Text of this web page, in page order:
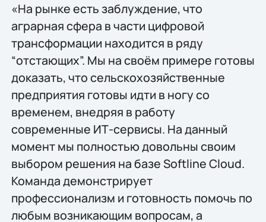
«На рынке есть заблуждение, что
аграрная сфера в части цифровой
трансформации находится в ряду
“отстающих”. Мы на своём примере готовы
доказать, что сельскохозяйственные
предприятия готовы идти в ногу со
временем, внедряя в работу
современные ИТ-сервисы. На данный
момент мы полностью довольны своим
выбором решения на базе Softline Cloud.
Команда демонстрирует
профессионализм и готовность помочь по
любым возникающим вопросам, а